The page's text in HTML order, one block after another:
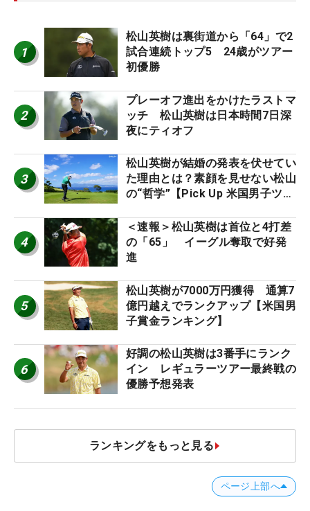
1
松山英樹は裏街道から「64」で2
試合連続トップ5 24歳がツアー
初優勝
2
プレーオフ進出をかけたラストマ
ッチ 松山英樹は日本時間7日深
夜にティオフ
3
松山英樹が結婚の発表を伏せてい
た理由とは？素顔を見せない松山
の“哲学”【Pick Up 米国男子ツア
4
＜速報＞松山英樹は首位と4打差
の「65」 イーグル奪取で好発
進
5
松山英樹が7000万円獲得 通算7
億円越えでランクアップ【米国男
子賞金ランキング】
6
好調の松山英樹は3番手にランク
イン レギュラーツアー最終戦の
優勝予想発表
ランキングをもっと見る
ページ上部へ